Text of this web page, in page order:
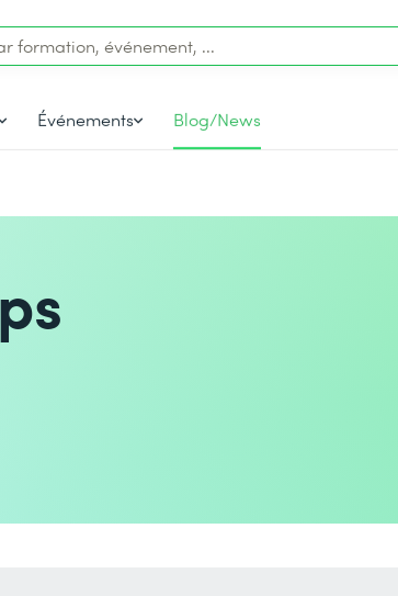
Événements Blog/News